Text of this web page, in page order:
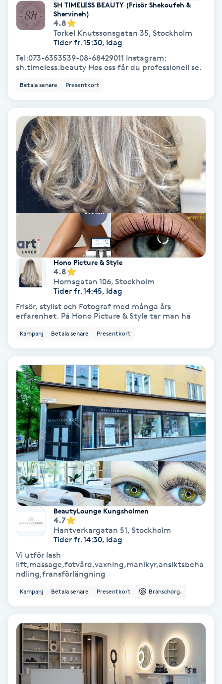
Extensions borttagning
Eyeliner-tatuering
Face framing
Fet hårbotten
Fettreducering
Fibromassage
Fotmassage
Fotsvamp
Fotvård
Fransar
Fransborttagning
Fransfärgning
Fransförlängning
Fransförlängning Megavolym
Fransförlängning Volym
Fransk manikyr
Fransrengöring
Frekvensterapi
Frisör
Funktionsanalys
SH TIMELESS BEAUTY (Frisör Shekoufeh &
Shervineh)
4.8
Torkel Knutssonsgatan 35, Stockholm
Tider fr. 15:30, Idag
Tel:073-6353539-08-68429011 Instagram:
sh.timeless.beauty Hos oss får du professionell se.
Betala senare Presentkort
Hono Picture & Style
4.8
Hornsgatan 106, Stockholm
Tider fr. 14:45, Idag
Frisör, stylist och Fotograf med många års
erfarenhet. På Hono Picture & Style tar man hå
Kampanj Betala senare Presentkort
BeautyLounge Kungsholmen
4.7
Hantverkargatan 51, Stockholm
Tider fr. 14:30, Idag
Vi utför lash
lift,massage,fotvård,vaxning,manikyr,ansiktsbeha
ndling,fransförlängning
Kampanj Betala senare Presentkort Branschorg.